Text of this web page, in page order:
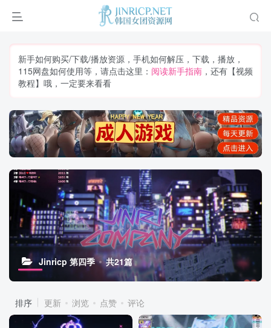
新手如何购买/下载/播放资源，手机如何解压，下载，播放，
115网盘如何使用等，请点击这里： 阅读新手指南 ，还有【视频
教程】哦，一定要来看看
Jinricp 第四季 共21篇
排序 更新 浏览 点赞 评论